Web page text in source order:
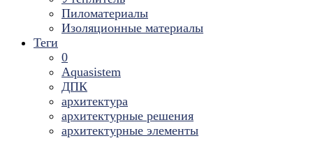
Пиломатериалы
Изоляционные материалы
Теги
0
Aquasistem
ДПК
архитектура
архитектурные решения
архитектурные элементы